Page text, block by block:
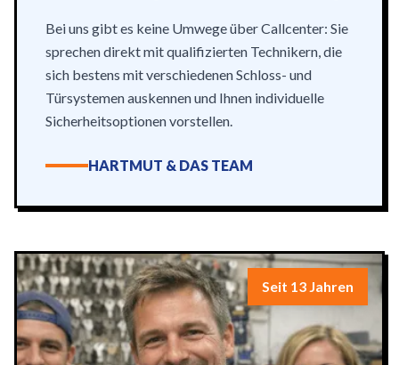
Bei uns gibt es keine Umwege über Callcenter: Sie
sprechen direkt mit qualifizierten Technikern, die
sich bestens mit verschiedenen Schloss- und
Türsystemen auskennen und Ihnen individuelle
Sicherheitsoptionen vorstellen.
HARTMUT & DAS TEAM
Seit 13 Jahren